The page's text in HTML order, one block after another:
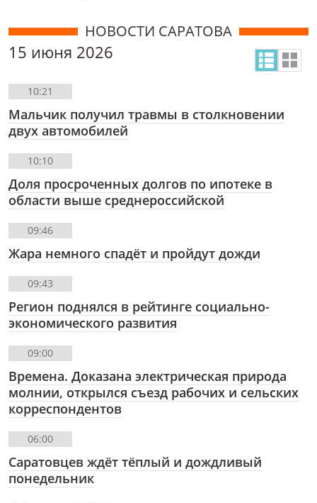
НОВОСТИ САРАТОВА
15 июня 2026
10:21
Мальчик получил травмы в столкновении
двух автомобилей
10:10
Доля просроченных долгов по ипотеке в
области выше среднероссийской
09:46
Жара немного спадёт и пройдут дожди
09:43
Регион поднялся в рейтинге социально-
экономического развития
09:00
Времена. Доказана электрическая природа
молнии, открылся съезд рабочих и сельских
корреспондентов
06:00
Саратовцев ждёт тёплый и дождливый
понедельник